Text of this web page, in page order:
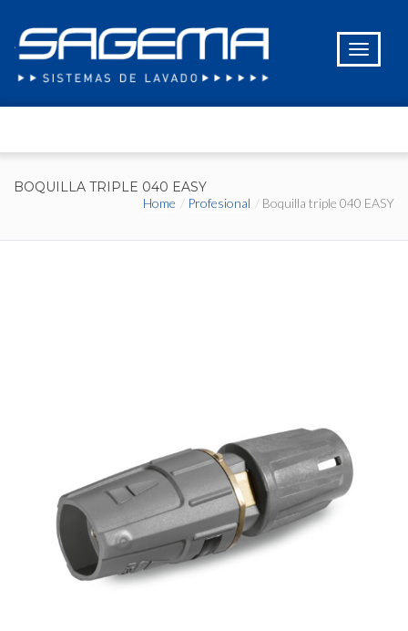
BOQUILLA TRIPLE 040 EASY
Home Profesional Boquilla triple 040 EASY